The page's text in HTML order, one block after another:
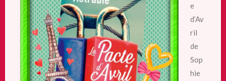
e
d’Av
ril
de
Sop
hie